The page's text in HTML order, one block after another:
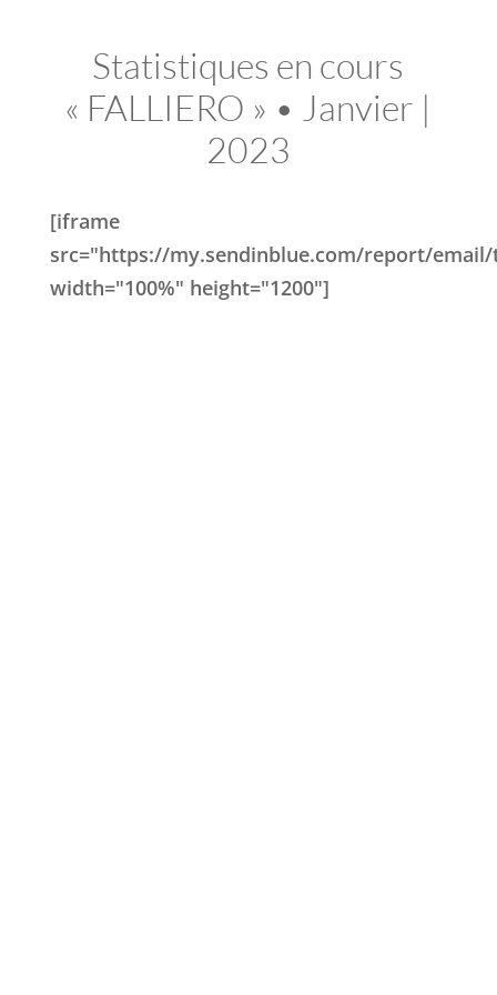
Statistiques en cours
« FALLIERO » • Janvier |
2023
[iframe
src="https://my.sendinblue.com/report/email/
width="100%" height="1200"]